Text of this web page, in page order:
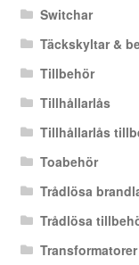
Switchar
Täckskyltar &
Tillbehör
Tillhållarlås
Tillhållarlås
Toabehör
Trådlösa
Trådlösa
Transformatorer